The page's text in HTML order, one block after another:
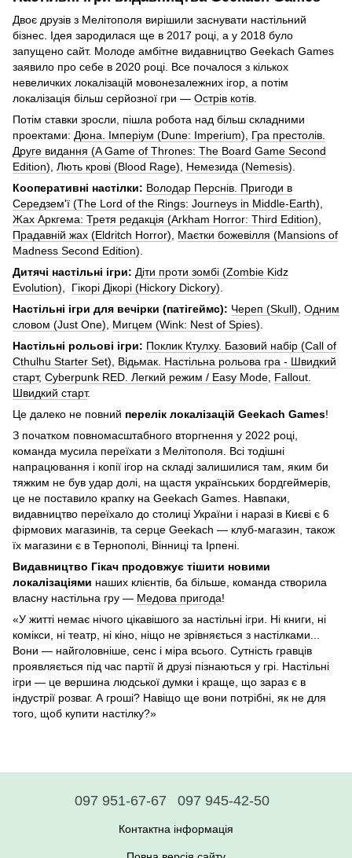
Двоє друзів з Мелітополя вирішили заснувати настільний
бізнес. Ідея зародилася ще в 2017 році, а у 2018 було
запущено сайт. Молоде амбітне видавництво Geekach Games
заявило про себе в 2020 році. Все почалося з кількох
невеличких локалізацій мовонезалежних ігор, а потім
локалізація більш серйозної гри — Острів котів.
Потім ставки зросли, пішла робота над більш складними
проектами: Дюна. Імперіум (Dune: Imperium), Гра престолів.
Друге видання (A Game of Thrones: The Board Game Second
Edition), Лють крові (Blood Rage), Немезида (Nemesis).
Кооперативні настілки: Володар Перснів. Пригоди в
Середзем'ї (The Lord of the Rings: Journeys in Middle-Earth),
Жах Аркгема: Третя редакція (Arkham Horror: Third Edition),
Прадавній жах (Eldritch Horror), Маєтки божевілля (Mansions of
Madness Second Edition).
Дитячі настільні ігри: Діти проти зомбі (Zombie Kidz
Evolution), Гікорі Дікорі (Hickory Dickory).
Настільні ігри для вечірки (патігеймс): Череп (Skull), Одним
словом (Just One), Мигцем (Wink: Nest of Spies).
Настільні рольові ігри: Поклик Ктулху. Базовий набір (Call of
Cthulhu Starter Set), Відьмак. Настільна рольова гра - Швидкий
старт, Cyberpunk RED. Легкий режим / Easy Mode, Fallout.
Швидкий старт.
Це далеко не повний перелік локалізацій Geekach Games!
З початком повномасштабного вторгнення у 2022 році,
команда мусила переїхати з Мелітополя. Всі тодішні
напрацювання і копії ігор на складі залишилися там, яким би
тяжким не був удар долі, на щастя українських бордгеймерів,
це не поставило крапку на Geekach Games. Навпаки,
видавництво переїхало до столиці України і наразі в Києві є 6
фірмових магазинів, та серце Geekach — клуб-магазин, також
їх магазини є в Тернополі, Вінниці та Ірпені.
Видавництво Гікач продовжує тішити новими
локалізаціями наших клієнтів, ба більше, команда створила
власну настільна гру — Медова пригода!
«У житті немає нічого цікавішого за настільні ігри. Ні книги, ні
комікси, ні театр, ні кіно, ніщо не зрівняється з настілками...
Вони — найголовніше, сенс і міра всього. Сутність гравців
проявляється під час партії й друзі пізнаються у грі. Настільні
ігри — це вершина людської думки і краще, що зараз є в
індустрії розваг. А гроші? Навіщо ще вони потрібні, як не для
того, щоб купити настілку?»
097 951-67-67 097 945-42-50
Контактна інформація